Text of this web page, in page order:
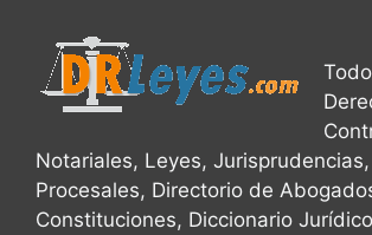
Notariales, Leyes,
Procesales, Directorio de
Constituciones, Diccionario